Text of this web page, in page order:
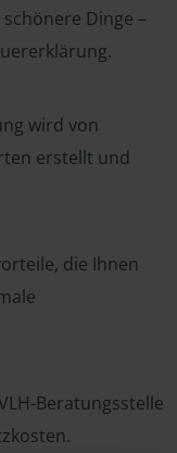
Dinge –
wird von
erstellt und
die Ihnen
Beratungsstelle